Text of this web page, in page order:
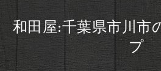
和田屋:千葉県市川市
プ